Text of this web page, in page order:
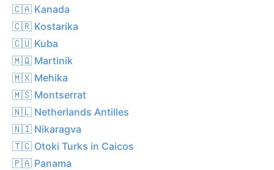
🇨🇦 Kanada
🇨🇷 Kostarika
🇨🇺 Kuba
🇲🇶 Martinik
🇲🇽 Mehika
🇲🇸 Montserrat
🇳🇱 Netherlands Antilles
🇳🇮 Nikaragva
🇹🇨 Otoki Turks in Caicos
🇵🇦 Panama